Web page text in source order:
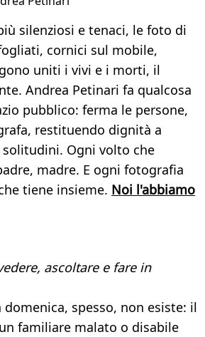
silenziosi e tenaci, le foto di
cornici sul mobile,
uniti i vivi e i morti, il
Andrea Petinari fa qualcosa
pubblico: ferma le persone,
restituendo dignità a
Ogni volto che
madre. E ogni fotografia
tiene insieme. Noi l'abbiamo
ascoltare e fare in
domenica, spesso, non esiste: il
familiare malato o disabile